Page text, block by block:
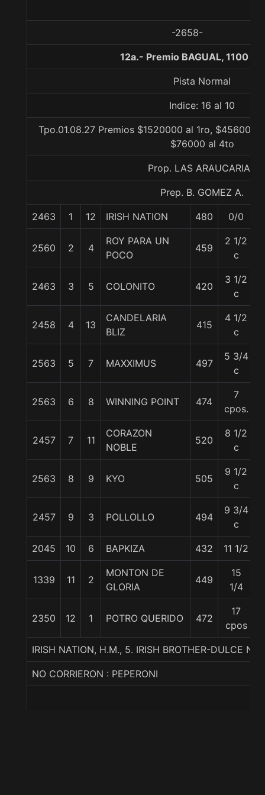
-2658-
12a.- Premio BAGUAL, 1100
Pista Normal
Indice: 16 al 10
Tpo.01.08.27 Premios $1520000 al 1ro, $456000
$76000 al 4to
Prop. LAS ARAUCARIAS
Prep. B. GOMEZ A.
2463 1 12 IRISH NATION 480 0/0
2560 2 4
ROY PARA UN
POCO
459
2 1/2
c
2463 3 5 COLONITO 420
3 1/2
c
2458 4 13
CANDELARIA
BLIZ
415
4 1/2
c
2563 5 7 MAXXIMUS 497
5 3/4
c
2563 6 8 WINNING POINT 474
7
cpos.
2457 7 11
CORAZON
NOBLE
520
8 1/2
c
2563 8 9 KYO 505
9 1/2
c
2457 9 3 POLLOLLO 494
9 3/4
c
2045 10 6 BAPKIZA 432 11 1/2
1339 11 2
MONTON DE
GLORIA
449
15
1/4
2350 12 1 POTRO QUERIDO 472
17
cpos
IRISH NATION, H.M., 5. IRISH BROTHER-DULCE
NO CORRIERON : PEPERONI